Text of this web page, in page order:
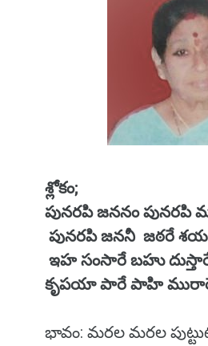
శ్లోకం;
పునరపి జననం పునరపి
పునరపి జననీ జఠరే
ఇహ సంసారే బహు
కృపయా పారే పాహి
భావం: మరల మరల